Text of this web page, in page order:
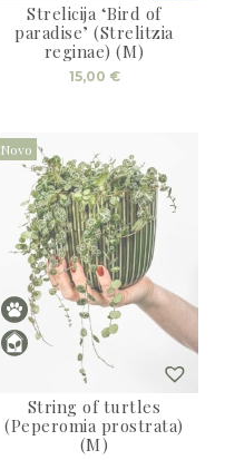
Strelicija ‘Bird of
paradise’ (Strelitzia
reginae) (M)
15,00 €
Novo
String of turtles
(Peperomia prostrata)
(M)